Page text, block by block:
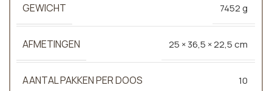
GEWICHT 7452 g
AFMETINGEN 25 × 36,5 × 22,5 cm
AANTAL PAKKEN PER DOOS 10